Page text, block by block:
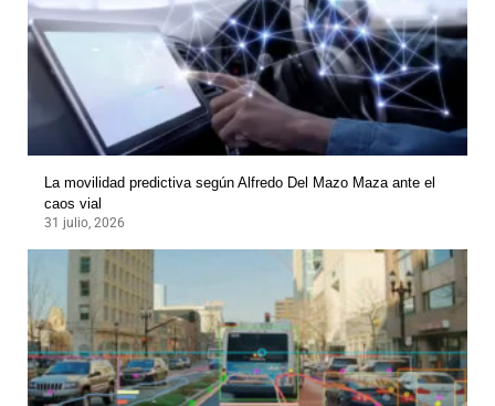
La movilidad predictiva según Alfredo Del Mazo Maza ante el
caos vial
31 julio, 2026